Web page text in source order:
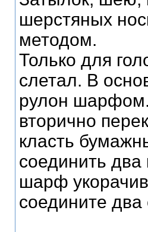
шерстяных
методом.
Только для
слетал. В
рулон
вторично
класть
соединить
шарф
соедините